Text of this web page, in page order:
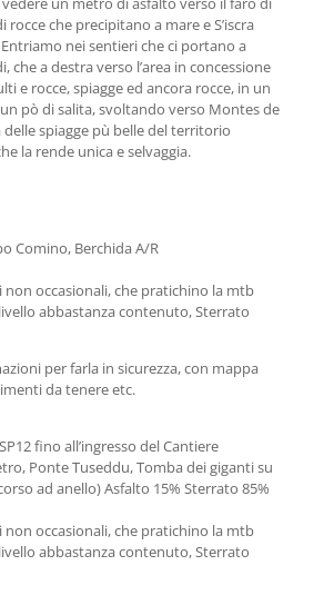
che precipitano a mare e S’iscra
nei sentieri che ci portano a
che a destra verso l’area in concessione
e rocce, spiagge ed ancora rocce, in un
pò di salita, svoltando verso Montes de
spiagge pù belle del territorio
la rende unica e selvaggia.
Comino, Berchida A/R
non occasionali, che pratichino la mtb
abbastanza contenuto, Sterrato
per farla in sicurezza, con mappa
da tenere etc.
fino all’ingresso del Cantiere
Ponte Tuseddu, Tomba dei giganti su
ad anello) Asfalto 15% Sterrato 85%
non occasionali, che pratichino la mtb
abbastanza contenuto, Sterrato